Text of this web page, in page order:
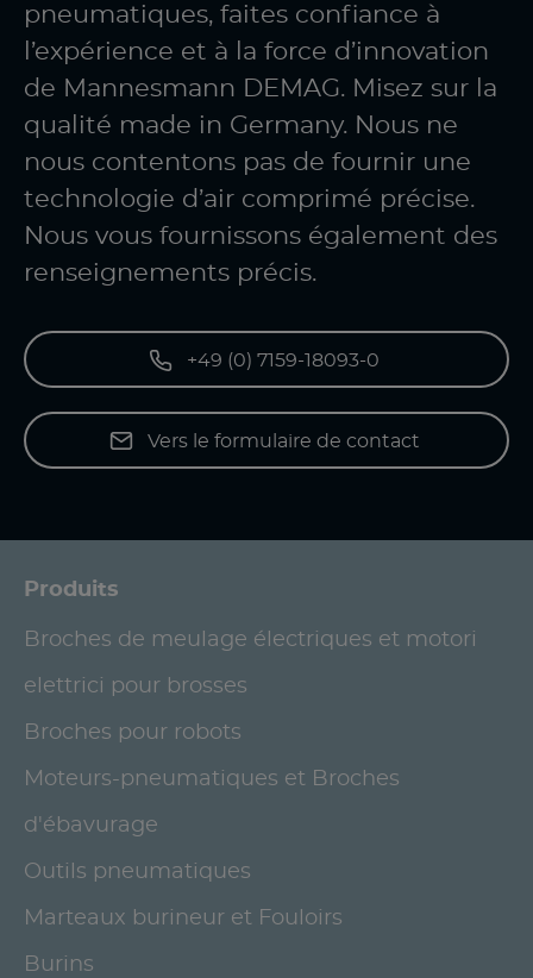
pneumatiques, faites confiance à
l’expérience et à la force d’innovation
de Mannesmann DEMAG. Misez sur la
qualité made in Germany. Nous ne
nous contentons pas de fournir une
technologie d’air comprimé précise.
Nous vous fournissons également des
renseignements précis.
+49 (0) 7159-18093-0
Vers le formulaire de contact
Produits
Broches de meulage électriques et motori
elettrici pour brosses
Broches pour robots
Moteurs-pneumatiques et Broches
d'ébavurage
Outils pneumatiques
Marteaux burineur et Fouloirs
Burins